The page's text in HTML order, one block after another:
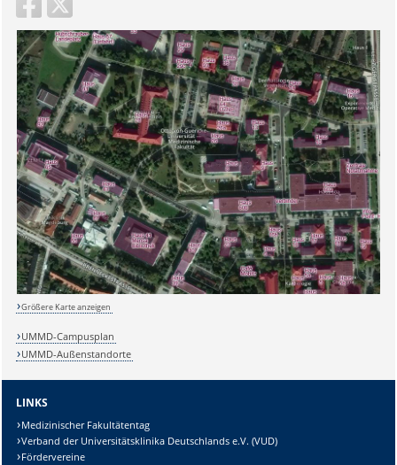
Größere Karte anzeigen
UMMD-Campusplan
UMMD-Außenstandorte
LINKS
Medizinischer Fakultätentag
Verband der Universitätsklinika Deutschlands e.V. (VUD)
Fördervereine